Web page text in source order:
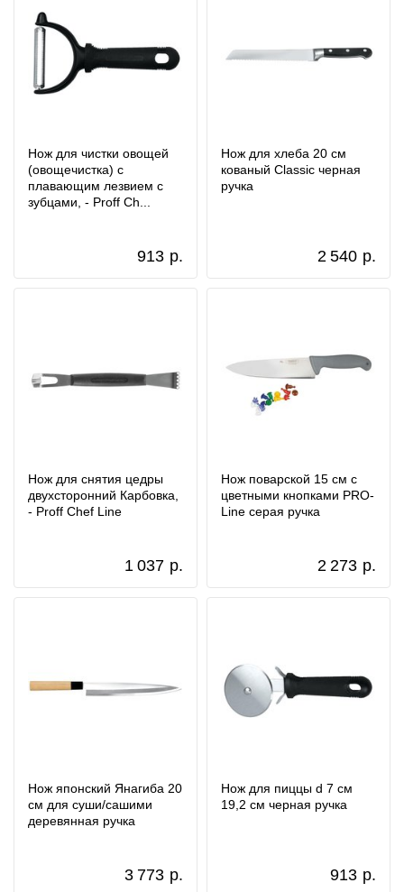
Нож для чистки овощей
(овощечистка) с
плавающим лезвием с
зубцами, - Proff Ch...
913 р.
Нож для хлеба 20 см
кованый Classic черная
ручка
2 540 р.
Нож для снятия цедры
двухсторонний Карбовка,
- Proff Chef Line
1 037 р.
Нож поварской 15 см с
цветными кнопками PRO-
Line серая ручка
2 273 р.
Нож японский Янагиба 20
см для суши/сашими
деревянная ручка
3 773 р.
Нож для пиццы d 7 см
19,2 см черная ручка
913 р.